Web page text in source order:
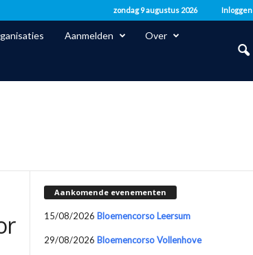
zondag 9 augustus 2026 Inloggen
Aanmelden Over
Aankomende evenementen
15/08/2026 Bloemencorso Leersum
29/08/2026 Bloemencorso Vollenhove